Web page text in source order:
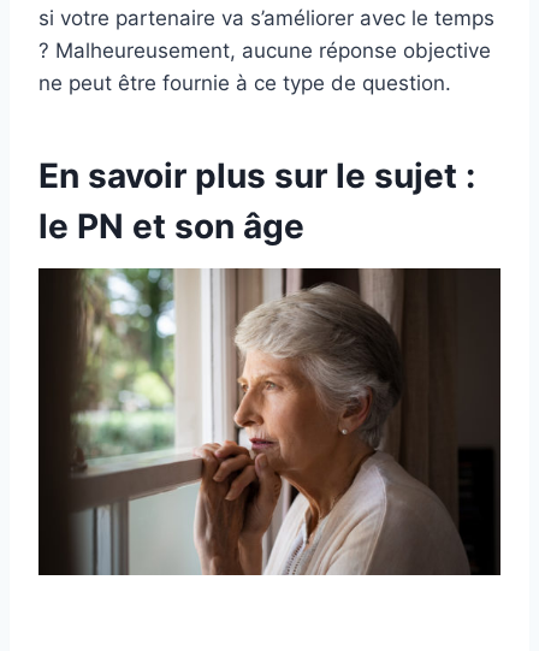
si votre partenaire va s’améliorer avec le temps
? Malheureusement, aucune réponse objective
ne peut être fournie à ce type de question.
En savoir plus sur le sujet :
le PN et son âge